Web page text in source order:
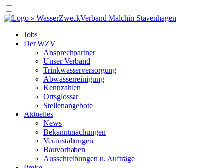
Jobs
Der WZV
Ansprechpartner
Unser Verband
Trinkwasser­versorgung
Abwasserreinigung
Kennzahlen
Ortsglossar
Stellenangebote
Aktuelles
News
Bekanntmachungen
Veranstaltungen
Bauvorhaben
Ausschreibungen u. Aufträge